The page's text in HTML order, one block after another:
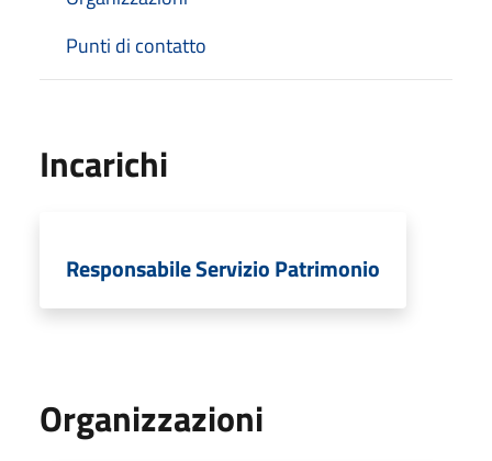
Punti di contatto
Incarichi
Responsabile Servizio Patrimonio
Organizzazioni